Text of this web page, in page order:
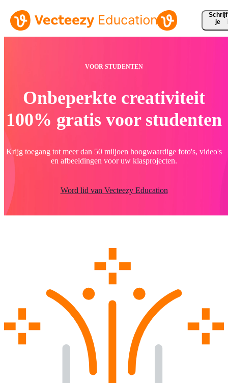
Schrijf
je
VOOR STUDENTEN
Onbeperkte creativiteit
100% gratis voor studenten
Krijg toegang tot meer dan 50 miljoen hoogwaardige foto's, video's
en afbeeldingen voor uw klasprojecten.
Word lid van Vecteezy Education